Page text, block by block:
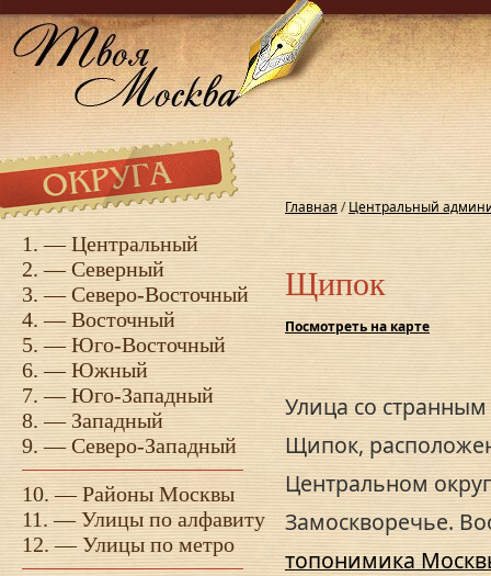
1. —Центральный
2. —Северный
3. —Северо-Восточный
4. —Восточный
5. —Юго-Восточный
6. —Южный
7. —Юго-Западный
8. —Западный
9. —Северо-Западный
10. —Районы Москвы
11. —Улицы по алфавиту
12. —Улицы по метро
Главная /Центральный
Щипок
Посмотреть на карте
Улица со
Щипок,
Центральном
Замоскворечье.
топонимика